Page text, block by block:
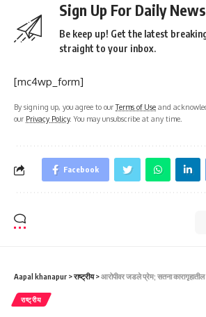
Sign Up For Daily
Be keep up! Get the latest
straight to your inbox.
[mc4wp_form]
By signing up, you agree to ourTerms of Use and
our Privacy Policy. You may unsubscribe at any time.
Facebook
Aapal khanapur >राष्ट्रीय>आरोपीवर जडले प्रेम; सतना कारागृहातील सहाय्यक अधीक्षक फिरोजा खातून यांचा माजी कैद्याशी हिंदू पद्धतीने विवाह- ಕಾರಾಗೃಹದಲ್ಲಿದ
राष्ट्रीय